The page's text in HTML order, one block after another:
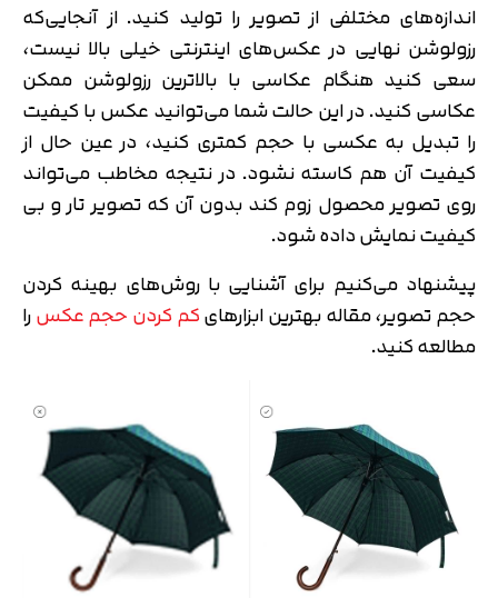
اندازه‌های مختلفی از تصویر را تولید کنید. از آنجایی‌که
رزولوشن نهایی در عکس‌های اینترنتی خیلی بالا نیست،
سعی کنید هنگام عکاسی با بالاترین رزولوشن ممکن
عکاسی کنید. در این حالت شما می‌توانید عکس با کیفیت
را تبدیل به عکسی با حجم کمتری کنید، در عین حال از
کیفیت آن هم کاسته نشود. در نتیجه مخاطب می‌تواند
روی تصویر محصول زوم کند بدون آن که تصویر تار و بی
کیفیت نمایش داده شود.
پیشنهاد می‌کنیم برای آشنایی با روش‌های بهینه کردن
حجم تصویر، مقاله بهترین ابزارهایکم کردن حجم عکسرا
مطالعه کنید.